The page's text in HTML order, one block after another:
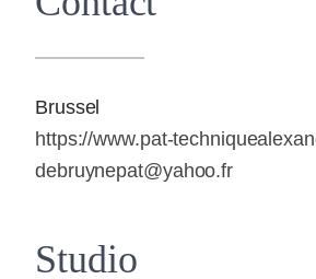
Brussel
https://www.pat-
debruynepat@yahoo.fr
Studio